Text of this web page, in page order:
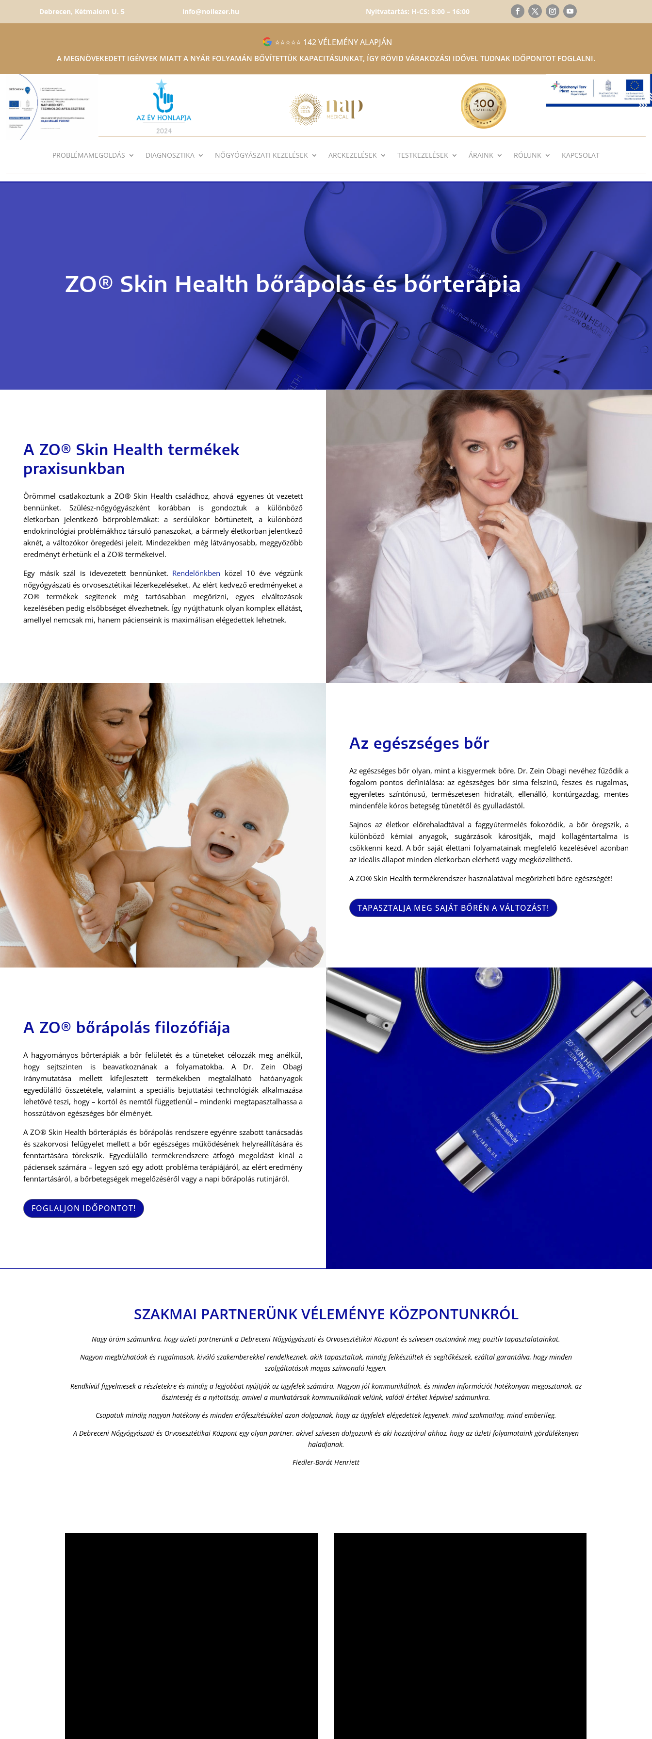
Debrecen, Kétmalom U. 5 info@noilezer.hu Nyitvatartás: H-CS: 8:00 – 16:00
⭐⭐⭐⭐⭐ 142 VÉLEMÉNY ALAPJÁN
A MEGNÖVEKEDETT IGÉNYEK MIATT A NYÁR FOLYAMÁN BŐVÍTETTÜK KAPACITÁSUNKAT, ÍGY RÖVID VÁRAKOZÁSI IDŐVEL TUDNAK IDŐPONTOT FOGLALNI.
PROBLÉMAMEGOLDÁS DIAGNOSZTIKA NŐGYÓGYÁSZATI KEZELÉSEK ARCKEZELÉSEK TESTKEZELÉSEK ÁRAINK RÓLUNK KAPCSOLAT
ZO® Skin Health bőrápolás és bőrterápia
A ZO® Skin Health termékek
praxisunkban
Örömmel csatlakoztunk a ZO® Skin Health családhoz, ahová egyenes út vezetett
bennünket. Szülész-nőgyógyászként korábban is gondoztuk a különböző
életkorban jelentkező bőrproblémákat: a serdülőkor bőrtüneteit, a különböző
endokrinológiai problémákhoz társuló panaszokat, a bármely életkorban jelentkező
aknét, a változókor öregedési jeleit. Mindezekben még látványosabb, meggyőzőbb
eredményt érhetünk el a ZO® termékeivel.
Egy másik szál is idevezetett bennünket. Rendelőnkben közel 10 éve végzünk
nőgyógyászati és orvosesztétikai lézerkezeléseket. Az elért kedvező eredményeket a
ZO® termékek segítenek még tartósabban megőrizni, egyes elváltozások
kezelésében pedig elsőbbséget élvezhetnek. Így nyújthatunk olyan komplex ellátást,
amellyel nemcsak mi, hanem pácienseink is maximálisan elégedettek lehetnek.
Az egészséges bőr
Az egészséges bőr olyan, mint a kisgyermek bőre. Dr. Zein Obagi nevéhez fűződik a
fogalom pontos definiálása: az egészséges bőr sima felszínű, feszes és rugalmas,
egyenletes színtónusú, természetesen hidratált, ellenálló, kontúrgazdag, mentes
mindenféle kóros betegség tünetétől és gyulladástól.
Sajnos az életkor előrehaladtával a faggyútermelés fokozódik, a bőr öregszik, a
különböző kémiai anyagok, sugárzások károsítják, majd kollagéntartalma is
csökkenni kezd. A bőr saját élettani folyamatainak megfelelő kezelésével azonban
az ideális állapot minden életkorban elérhető vagy megközelíthető.
A ZO® Skin Health termékrendszer használatával megőrizheti bőre egészségét!
TAPASZTALJA MEG SAJÁT BŐRÉN A VÁLTOZÁST!
A ZO® bőrápolás filozófiája
A hagyományos bőrterápiák a bőr felületét és a tüneteket célozzák meg anélkül,
hogy sejtszinten is beavatkoznának a folyamatokba. A Dr. Zein Obagi
iránymutatása mellett kifejlesztett termékekben megtalálható hatóanyagok
egyedülálló összetétele, valamint a speciális bejuttatási technológiák alkalmazása
lehetővé teszi, hogy – kortól és nemtől függetlenül – mindenki megtapasztalhassa a
hosszútávon egészséges bőr élményét.
A ZO® Skin Health bőrterápiás és bőrápolás rendszere egyénre szabott tanácsadás
és szakorvosi felügyelet mellett a bőr egészséges működésének helyreállítására és
fenntartására törekszik. Egyedülálló termékrendszere átfogó megoldást kínál a
páciensek számára – legyen szó egy adott probléma terápiájáról, az elért eredmény
fenntartásáról, a bőrbetegségek megelőzéséről vagy a napi bőrápolás rutinjáról.
FOGLALJON IDŐPONTOT!
SZAKMAI PARTNERÜNK VÉLEMÉNYE KÖZPONTUNKRÓL
Nagy öröm számunkra, hogy üzleti partnerünk a Debreceni Nőgyógyászati és Orvosesztétikai Központ és szívesen osztanánk meg pozitív tapasztalatainkat.
Nagyon megbízhatóak és rugalmasak, kiváló szakemberekkel rendelkeznek, akik tapasztaltak, mindig felkészültek és segítőkészek, ezáltal garantálva, hogy minden
szolgáltatásuk magas színvonalú legyen.
Rendkívül figyelmesek a részletekre és mindig a legjobbat nyújtják az ügyfelek számára. Nagyon jól kommunikálnak, és minden információt hatékonyan megosztanak, az
őszinteség és a nyitottság, amivel a munkatársak kommunikálnak velünk, valódi értéket képvisel számunkra.
Csapatuk mindig nagyon hatékony és minden erőfeszítésükkel azon dolgoznak, hogy az ügyfelek elégedettek legyenek, mind szakmailag, mind emberileg.
A Debreceni Nőgyógyászati és Orvosesztétikai Központ egy olyan partner, akivel szívesen dolgozunk és aki hozzájárul ahhoz, hogy az üzleti folyamataink gördülékenyen
haladjanak.
Fiedler-Barát Henriett